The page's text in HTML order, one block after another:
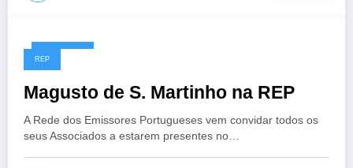
10/11/2019
REP
Magusto de S. Martinho na REP
A Rede dos Emissores Portugueses vem convidar todos os
seus Associados a estarem presentes no…